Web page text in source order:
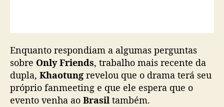
Enquanto respondiam a algumas perguntas
sobre Only Friends, trabalho mais recente da
dupla, Khaotung revelou que o drama terá seu
próprio fanmeeting e que ele espera que o
evento venha ao Brasil também.